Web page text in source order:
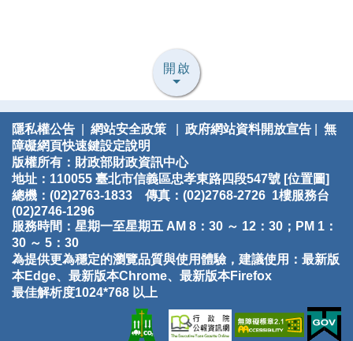
開啟
隱私權公告 網站安全政策 政府網站資料開放宣告
無
障礙網頁快速鍵設定說明
版權所有：財政部財政資訊中心
地址：110055 臺北市信義區忠孝東路四段547號 [位置圖]
總機：(02)2763-1833 傳真：(02)2768-2726 1樓服務台
(02)2746-1296
服務時間：星期一至星期五 AM 8：30 ～ 12：30；PM 1：
30 ～ 5：30
為提供更為穩定的瀏覽品質與使用體驗，建議使用：最新版
本Edge、最新版本Chrome、最新版本Firefox
最佳解析度1024*768 以上